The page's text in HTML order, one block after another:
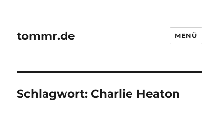
tommr.de MENÜ
Schlagwort: Charlie Heaton